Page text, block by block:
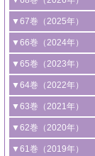
1号 過酸化水素合成に
2号 コンピューター
触媒開発
3号 有機分子変換や
光触媒に関する最近
B号 第137回触媒討
▼67巻（2025年）
1号 CO
水素化によ
ーンケミカル製造
2号 水素製造のため
る最近の研究
3号 オレフィン系樹
る最新技術
4号 アルコール類の
▼66巻（2024年）
1号 低次元ナノ構造を
2号 規制反応場を活
の新展開
3号 未踏分子変換を
ロセスの最前線
4号 シンクロトロン
▼65巻（2023年）
1号 炭素が関わる触媒
2号 プラスチックケ
ための触媒技術
3号 非酸化物系金属
▼64巻（2022年）
1号 合成ガス製造と
ズ合成の最新動向
2号 化学品合成のた
▼63巻（2021年）
1号 金触媒の新展開
2号 ペロブスカイト
▼62巻（2020年）
1号 触媒設計を拓く
▼61巻（2019年）